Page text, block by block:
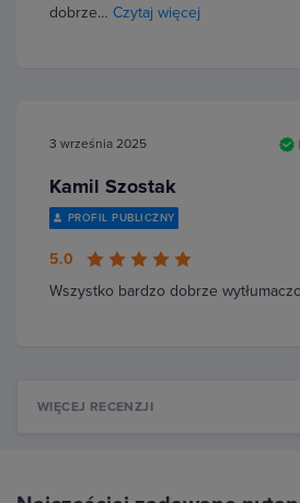
dobrze… Czytaj więcej
3 września 2025
Kamil Szostak
PROFIL PUBLICZNY
5.0
Wszystko bardzo dobrze
WIĘCEJ RECENZJI